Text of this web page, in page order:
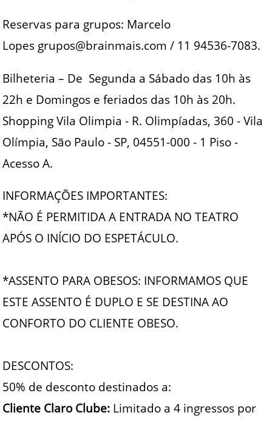
Reservas para grupos: Marcelo
Lopes grupos@brainmais.com / 11 94536-7083.
Bilheteria – De Segunda a Sábado das 10h às
22h e Domingos e feriados das 10h às 20h.
Shopping Vila Olimpia - R. Olimpíadas, 360 - Vila
Olímpia, São Paulo - SP, 04551-000 - 1 Piso -
Acesso A.
INFORMAÇÕES IMPORTANTES:
*NÃO É PERMITIDA A ENTRADA NO TEATRO
APÓS O INÍCIO DO ESPETÁCULO.
*ASSENTO PARA OBESOS: INFORMAMOS QUE
ESTE ASSENTO É DUPLO E SE DESTINA AO
CONFORTO DO CLIENTE OBESO.
DESCONTOS:
50% de desconto destinados a:
Cliente Claro Clube: Limitado a 4 ingressos por